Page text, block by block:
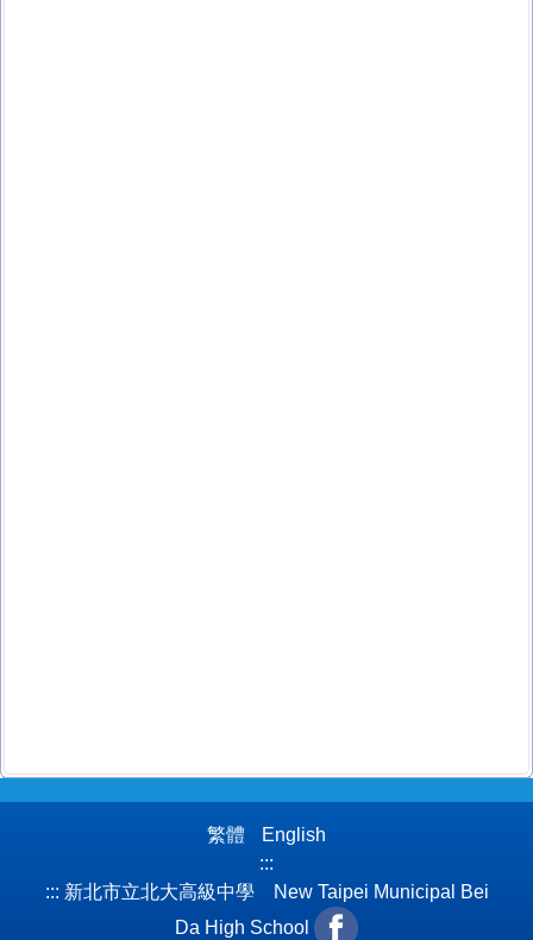
繁體
English
:::
::: 新北市立北大高級中學 New Taipei Municipal Bei
Da High School